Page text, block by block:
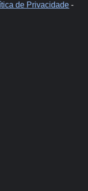
de Privacidade -